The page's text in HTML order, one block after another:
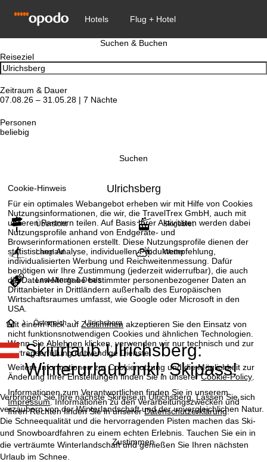
Cookie-Hinweis
Für ein optimales Webangebot erheben wir mit Hilfe von Cookies
Nutzungsinformationen, die wir, die TravelTrex GmbH, auch mit
unseren Partnern teilen. Auf Basis Ihrer Aktivitäten werden dabei
Nutzungsprofile anhand von Endgeräte- und
Browserinformationen erstellt. Diese Nutzungsprofile dienen der
statistischen Analyse, individuellen Produktempfehlung,
individualisierten Werbung und Reichweitenmessung. Dafür
benötigen wir Ihre Zustimmung (jederzeit widerrufbar), die auch
die Datenweitergabe bestimmter personenbezogener Daten an
Drittanbieter in Drittländern außerhalb des Europäischen
Wirtschaftsraumes umfasst, wie Google oder Microsoft in den
USA.
Mit einem Klick aufZustimmen akzeptieren Sie den Einsatz von
nicht funktionsnotwendigen Cookies und ähnlichen Technologien.
Wenn SieAblehnen klicken, verwenden wir nur technisch und zur
Vertragserfüllung notwendige Dienste.
Weitere Informationen zur Cookienutzung und die Möglichkeit zur
Änderung Ihrer Einstellungen finden Sie in unsererCookie-Policy.
Informationen zum Verantwortlichen finden Sie in unserem
Impressum. Informationen zu den Verarbeitungszwecken und
Ihren Rechten finden Sie in unsererDatenschutzerklärung.
Zustimmen
Suchen & Buchen
Reiseziel
Zeitraum & Dauer
07.08.26 – 31.05.28 | 7 Nächte
Personen
beliebig
Suchen
Ulrichsberg
Übersicht Skigebiet
Langlauf Wetter
Last-Minute & Deals
S
t
a
r
t
s
Österreich Ulrichsberg
Skiurlaub Ulrichsberg:
Winterurlaub inkl. Skipass!
Verbringen Sie Ihre nächste Skireise in Ulrichsberg. Lassen Sie sich
verzaubern von der Winterlandschaft und der unvergleichlichen Natur.
Die Schneequalität und die hervorragenden Pisten machen das Ski-
und Snowboardfahren zu einem echten Erlebnis. Tauchen Sie ein in
die verträumte Winterlandschaft und genießen Sie Ihren nächsten
Urlaub im Schnee.